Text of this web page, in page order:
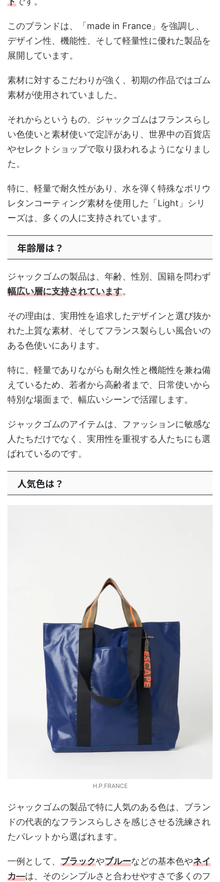
このブランドは、「made in France」を強調し、
デザイン性、機能性、そして軽量性に優れた製品を
展開しています。
素材に対するこだわりが強く、初期の作品ではゴム
素材が使用されていました。
それからというもの、ジャックゴムはフランスらし
い色使いと素材使いで定評があり、世界中の百貨店
やセレクトショップで取り扱われるようになりまし
た。
特に、軽量で耐久性があり、水を弾く特殊なポリウ
レタンコーティング素材を使用した「Light」シリ
ーズは、多くの人に支持されています。
年齢層は？
ジャックゴムの製品は、年齢、性別、国籍を問わず
幅広い層に支持されています。
その理由は、実用性を追求したデザインと選び抜か
れた上質な素材、そしてフランス製らしい風合いの
ある色使いにあります。
特に、軽量でありながらも耐久性と機能性を兼ね備
えているため、若者から高齢者まで、日常使いから
特別な場面まで、幅広いシーンで活躍します。
ジャックゴムのアイテムは、ファッションに敏感な
人たちだけでなく、実用性を重視する人たちにも選
ばれているのです。
人気色は？
H.P.FRANCE
ジャックゴムの製品で特に人気のある色は、ブラン
ドの代表的なフランスらしさを感じさせる洗練され
たパレットから選ばれます。
一例として、 ブラックやブルーなどの基本色やネイ
カ―は、そのシンプルさと合わせやすさで多くのフ